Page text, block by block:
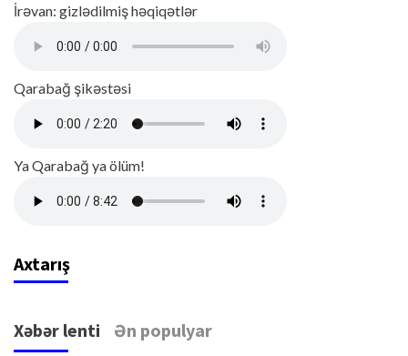
İrəvan: gizlədilmiş həqiqətlər
Qarabağ şikəstəsi
Ya Qarabağ ya ölüm!
Axtarış
Xəbər lenti Ən populyar